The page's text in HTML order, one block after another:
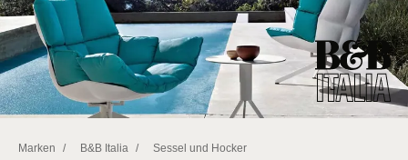
Marken / B&B Italia / Sessel und Hocker